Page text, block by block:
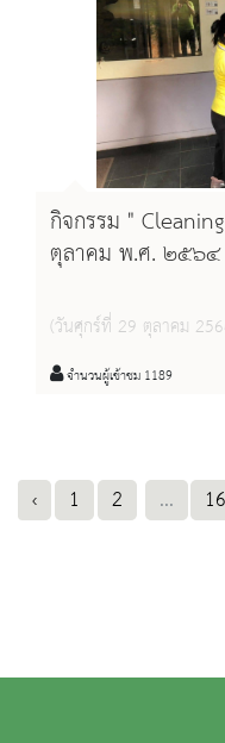
กิจกรรม "
ตุลาคม พ.ศ. ๒๕๖๔
(วันศุกร์ที่ 29 ตุลาคม
จำนวนผู้เข้าชม 1189
‹ 1 2 ... 16